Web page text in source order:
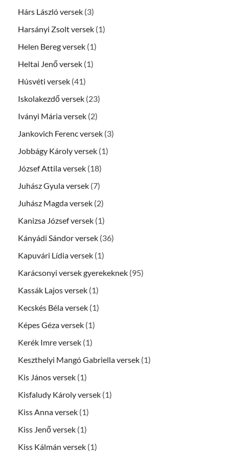
Hárs László versek (3)
Harsányi Zsolt versek (1)
Helen Bereg versek (1)
Heltai Jenő versek (1)
Húsvéti versek (41)
Iskolakezdő versek (23)
Iványi Mária versek (2)
Jankovich Ferenc versek (3)
Jobbágy Károly versek (1)
József Attila versek (18)
Juhász Gyula versek (7)
Juhász Magda versek (2)
Kanizsa József versek (1)
Kányádi Sándor versek (36)
Kapuvári Lídia versek (1)
Karácsonyi versek gyerekeknek (95)
Kassák Lajos versek (1)
Kecskés Béla versek (1)
Képes Géza versek (1)
Kerék Imre versek (1)
Keszthelyi Mangó Gabriella versek (1)
Kis János versek (1)
Kisfaludy Károly versek (1)
Kiss Anna versek (1)
Kiss Jenő versek (1)
Kiss Kálmán versek (1)